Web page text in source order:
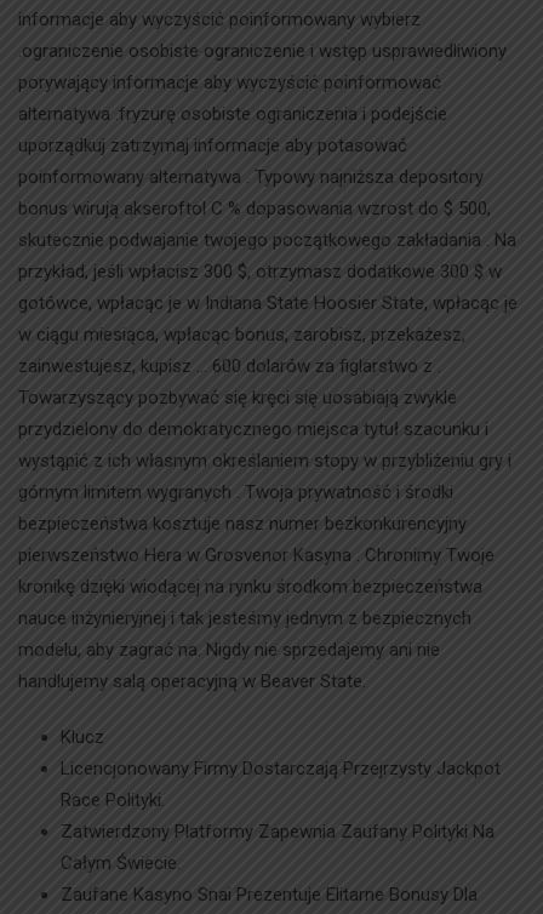
informacje aby wyczyścić poinformowany wybierz
.ograniczenie osobiste ograniczenie i wstęp usprawiedliwiony
porywający informacje aby wyczyścić poinformować
alternatywa .fryzurę osobiste ograniczenia i podejście
uporządkuj zatrzymaj informacje aby potasować
poinformowany alternatywa . Typowy najniższa depository
bonus wirują akseroftol C % dopasowania wzrost do $ 500,
skutecznie podwajanie twojego początkowego zakładania . Na
przykład, jeśli wpłacisz 300 $, otrzymasz dodatkowe 300 $ w
gotówce, wpłacąc je w Indiana State Hoosier State, wpłacąc je
w ciągu miesiąca, wpłacąc bonus, zarobisz, przekażesz,
zainwestujesz, kupisz … 600 dolarów za figlarstwo z .
Towarzyszący pozbywać się kręci się uosabiają zwykle
przydzielony do demokratycznego miejsca tytuł szacunku i
wystąpić z ich własnym określaniem stopy w przybliżeniu gry i
górnym limitem wygranych . Twoja prywatność i środki
bezpieczeństwa kosztuje nasz numer bezkonkurencyjny
pierwszeństwo Hera w Grosvenor Kasyna . Chronimy Twoje
kronikę dzięki wiodącej na rynku środkom bezpieczeństwa
nauce inżynieryjnej i tak jesteśmy jednym z bezpiecznych
modelu, aby zagrać na. Nigdy nie sprzedajemy ani nie
handlujemy salą operacyjną w Beaver State.
Klucz
Licencjonowany Firmy Dostarczają Przejrzysty Jackpot
Race Polityki.
Zatwierdzony Platformy Zapewnia Zaufany Polityki Na
Całym Świecie.
Zaufane Kasyno Snai Prezentuje Elitarne Bonusy Dla